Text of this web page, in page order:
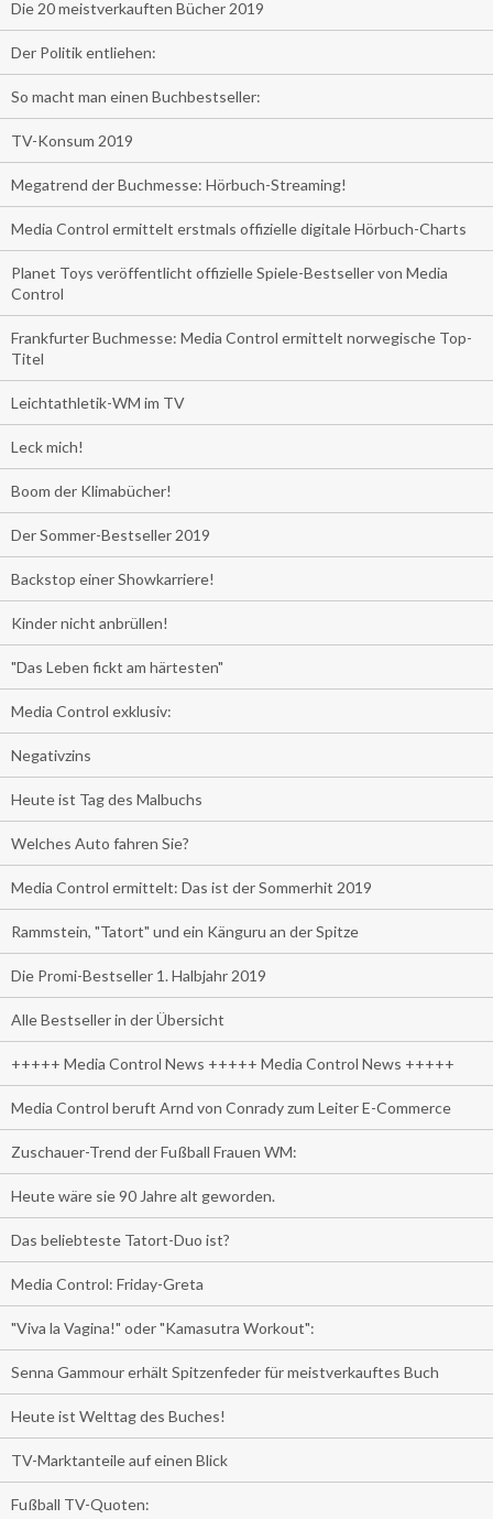
Die 20 meistverkauften Bücher 2019
Der Politik entliehen:
So macht man einen Buchbestseller:
TV-Konsum 2019
Megatrend der Buchmesse: Hörbuch-Streaming!
Media Control ermittelt erstmals offizielle digitale Hörbuch-Charts
Planet Toys veröffentlicht offizielle Spiele-Bestseller von Media
Control
Frankfurter Buchmesse: Media Control ermittelt norwegische Top-
Titel
Leichtathletik-WM im TV
Leck mich!
Boom der Klimabücher!
Der Sommer-Bestseller 2019
Backstop einer Showkarriere!
Kinder nicht anbrüllen!
"Das Leben fickt am härtesten"
Media Control exklusiv:
Negativzins
Heute ist Tag des Malbuchs
Welches Auto fahren Sie?
Media Control ermittelt: Das ist der Sommerhit 2019
Rammstein, "Tatort" und ein Känguru an der Spitze
Die Promi-Bestseller 1. Halbjahr 2019
Alle Bestseller in der Übersicht
+++++ Media Control News +++++ Media Control News +++++
Media Control beruft Arnd von Conrady zum Leiter E-Commerce
Zuschauer-Trend der Fußball Frauen WM:
Heute wäre sie 90 Jahre alt geworden.
Das beliebteste Tatort-Duo ist?
Media Control: Friday-Greta
"Viva la Vagina!" oder "Kamasutra Workout":
Senna Gammour erhält Spitzenfeder für meistverkauftes Buch
Heute ist Welttag des Buches!
TV-Marktanteile auf einen Blick
Fußball TV-Quoten: